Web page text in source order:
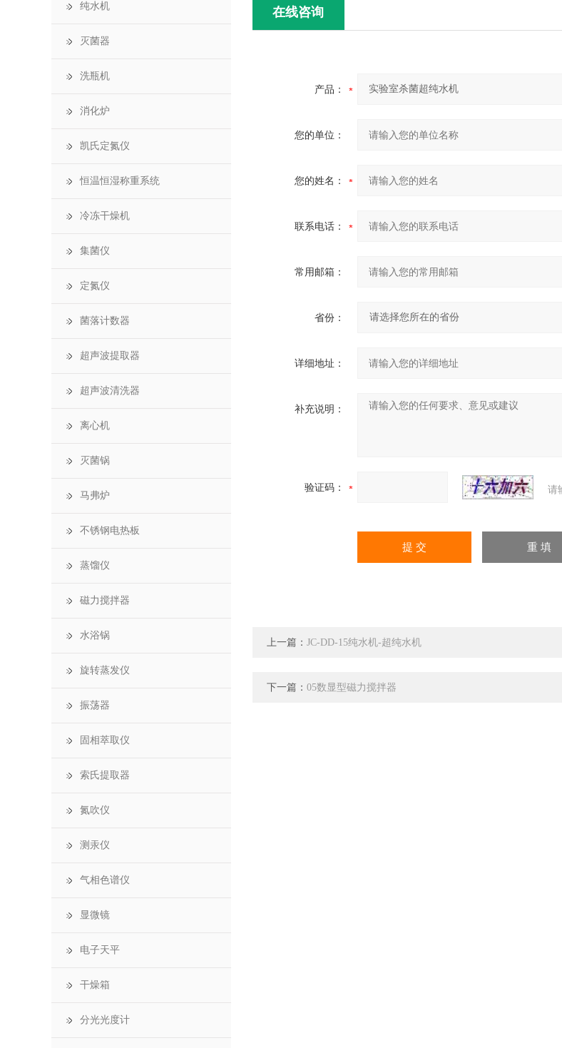
在线咨询
产品：
您的单位：
您的姓名：
联系电话：
常用邮箱：
省份：
详细地址：
补充说明：
验证码： 请
上一篇： JC-DD-15纯水机-超纯水机
下一篇： 05数显型磁力搅拌器
纯水机
灭菌器
洗瓶机
消化炉
凯氏定氮仪
恒温恒湿称重系统
冷冻干燥机
集菌仪
定氮仪
菌落计数器
超声波提取器
超声波清洗器
离心机
灭菌锅
马弗炉
不锈钢电热板
蒸馏仪
磁力搅拌器
水浴锅
旋转蒸发仪
振荡器
固相萃取仪
索氏提取器
氮吹仪
测汞仪
气相色谱仪
显微镜
电子天平
干燥箱
分光光度计